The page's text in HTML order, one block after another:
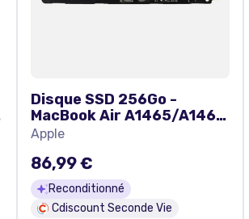
Disque SSD 256Go -
MacBook Air A1465/A1466
(2013 - 2017) et MacBook
Apple
86,99 €
Reconditionné
Cdiscount Seconde Vie